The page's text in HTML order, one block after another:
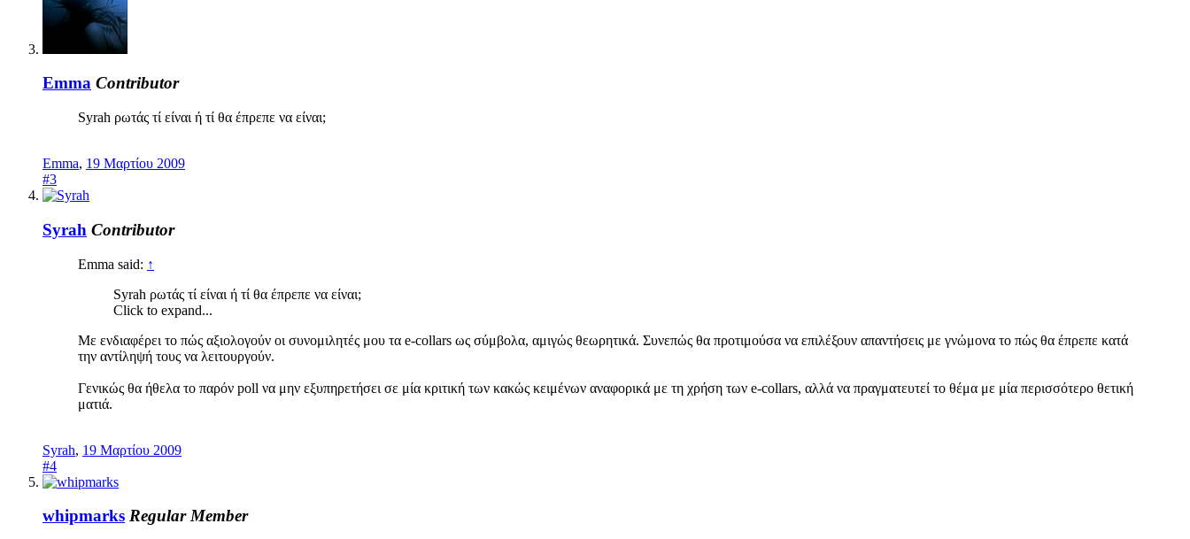
Emma Contributor
Syrah ρωτάς τί είναι ή τί θα έπρεπε να είναι;
Emma, 19 Μαρτίου 2009
#3
Syrah Contributor
Emma said: ↑
Syrah ρωτάς τί είναι ή τί θα έπρεπε να είναι;
Click to expand...
Με ενδιαφέρει το πώς αξιολογούν οι συνομιλητές μου τα e-collars ως σύμβολα, αμιγώς θεωρητικά. Συνεπώς θα προτιμούσα να επιλέξουν απαντήσεις με γνώμονα το πώς θα έπρεπε κατά
την αντίληψή τους να λειτουργούν.
Γενικώς θα ήθελα το παρόν poll να μην εξυπηρετήσει σε μία κριτική των κακώς κειμένων αναφορικά με τη χρήση των e-collars, αλλά να πραγματευτεί το θέμα με μία περισσότερο θετική
ματιά.
Syrah, 19 Μαρτίου 2009
#4
whipmarks Regular Member